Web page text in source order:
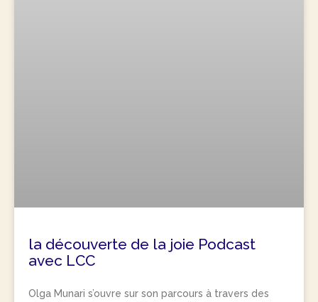
la découverte de la joie Podcast
avec LCC
Olga Munari s’ouvre sur son parcours à travers des